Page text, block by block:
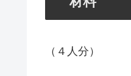
（４人分）